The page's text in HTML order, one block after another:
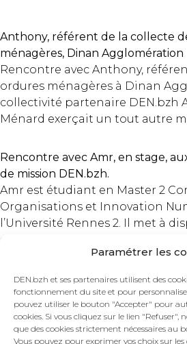
Paramétrer les
DEN.bzh et ses partenaires utilisent des
fonctionnement du site et pour
pouvez utiliser le bouton "Accepter" pour
cookies. Si vous cliquez sur le lien "Refuser",
que des cookies strictement nécessaires au
Vous pouvez pour exprimer vos choix sur les
Anthony, référent de la collecte
ménagères, Dinan Agglomération
Rencontre avec Anthony,
ordures ménagères à Dinan
collectivité partenaire DEN.bzh
Ménard exerçait un tout autre
Rencontre avec Amr, en stage,
de mission DEN.bzh.
Amr est étudiant en Master 2
Organisations et Innovation
l’Université Rennes 2. Il met à
compétences pour assister
Contactez-